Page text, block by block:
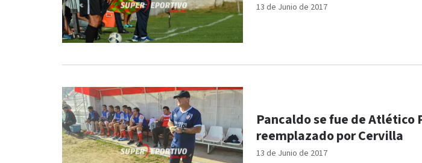
13 de Junio de 2017
13 de Junio de 2017
Pancaldo se fue de Atlético
reemplazado por Cervilla